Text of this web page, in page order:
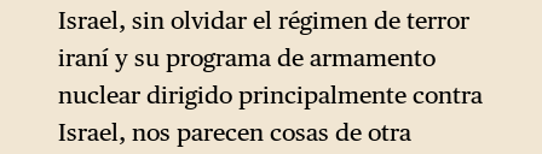
Israel, sin olvidar el régimen de terror
iraní y su programa de armamento
nuclear dirigido principalmente contra
Israel, nos parecen cosas de otra